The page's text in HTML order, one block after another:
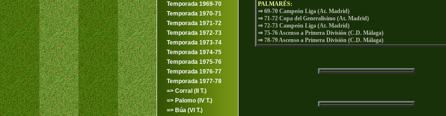
Temporada 1969-70
Temporada 1970-71
Temporada 1971-72
Temporada 1972-73
Temporada 1973-74
Temporada 1974-75
Temporada 1975-76
Temporada 1976-77
Temporada 1977-78
=> Corral (II T.)
=> Palomo (IV T.)
=> Búa (VI T.)
PALMARÉS:
⇒ 69-70 Campeón Liga (At. Madrid)
⇒ 71-72 Copa del Generalisimo (At. Madrid)
⇒ 72-73 Campeón Liga (At. Madrid)
⇒ 75-76 Ascenso a Primera División (C.D. Málaga)
⇒ 78-79 Ascenso a Primera División (C.D. Málaga)